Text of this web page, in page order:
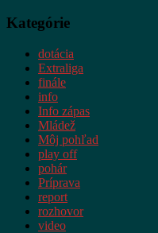
Kategórie
dotácia
Extraliga
finále
info
Info zápas
Mládež
Môj pohľad
play off
pohár
Príprava
report
rozhovor
video